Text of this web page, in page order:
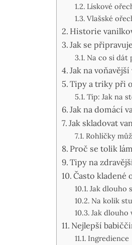
Lískové
Vlašské
Historie
Jak se
Na co si dát
Jak na
Tipy a triky při
Tip: Jak na
Jak na domácí
Jak skladovat
Rohlíčky
Proč se tolik
Tipy na
Často kladené
Jak dlouho
Na kolik
Jak dlouho
Nejlepší
Ingredience